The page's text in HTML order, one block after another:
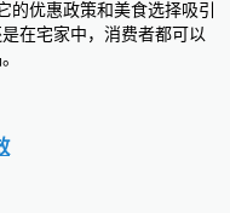
的优惠政策和美食选择吸引
在宅家中，消费者都可以